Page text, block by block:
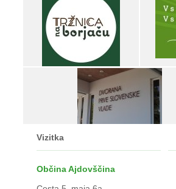
Vizitka
Občina Ajdovščina